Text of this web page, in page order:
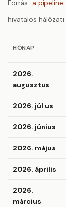
Forrás: a
hivatalos hálózati
HÓNAP
2026.
augusztus
2026. július
2026. június
2026. május
2026. április
2026.
március